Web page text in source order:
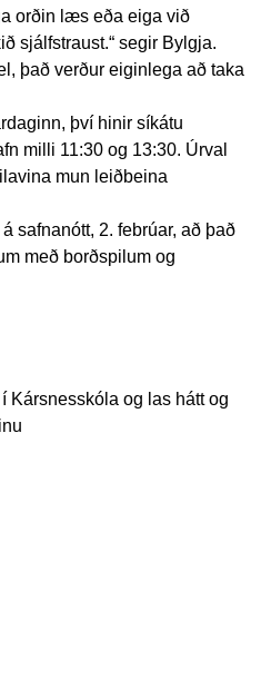
orðin læs eða eiga við
sjálfstraust.“ segir Bylgja.
það verður eiginlega að taka
því hinir síkátu
milli 11:30 og 13:30. Úrval
mun leiðbeina
safnanótt, 2. febrúar, að það
með borðspilum og
Kársnesskóla og las hátt og